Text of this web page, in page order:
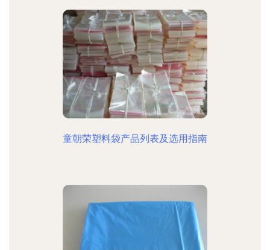
童朝荣塑料袋产品列表及选用指南